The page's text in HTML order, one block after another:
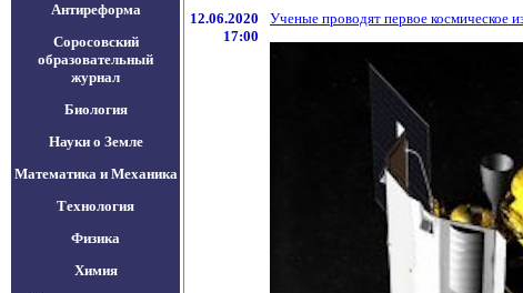
Антиреформа
Соросовский
образовательный
журнал
Биология
Науки о Земле
Математика и Механика
Технология
Физика
Химия
12.06.2020
17:00
Ученые проводят первое космическое